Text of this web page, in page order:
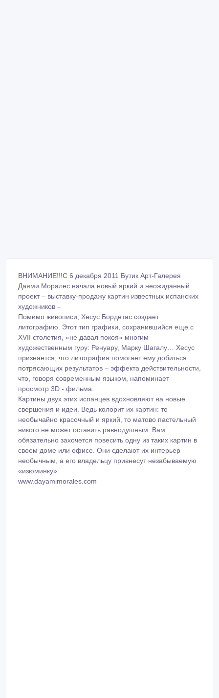
ВНИМАНИЕ!!!С 6 декабря 2011 Бутик Арт-Галерея
Даями Моралес начала новый яркий и неожиданный
проект – выставку-продажу картин известных испанских
художников –
Помимо живописи, Хесус Бордетас создает
литографию. Этот тип графики, сохранившийся еще с
XVII столетия, «не давал покоя» многим
художественным гуру: Ренуару, Марку Шагалу… Хесус
признается, что литография помогает ему добиться
потрясающих результатов – эффекта действительности,
что, говоря современным языком, напоминает
просмотр 3D - фильма.
Картины двух этих испанцев вдохновляют на новые
свершения и идеи. Ведь колорит их картин: то
необычайно красочный и яркий, то матово пастельный
никого не может оставить равнодушным. Вам
обязательно захочется повесить одну из таких картин в
своем доме или офисе. Они сделают их интерьер
необычным, а его владельцу привнесут незабываемую
«изюминку».
www.dayamimorales.com